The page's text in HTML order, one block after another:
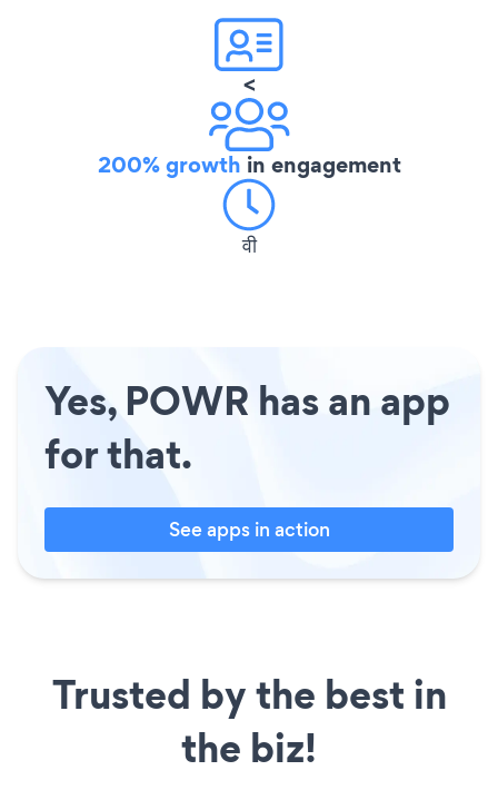
<
200% growth in engagement
वी
Yes, POWR has an app
for that.
See apps in action
Trusted by the best in
the biz!